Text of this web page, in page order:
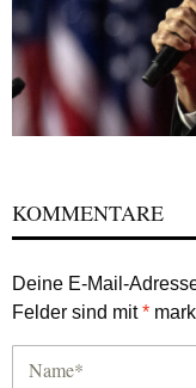
KOMMENTARE
Deine E-Mail-
Felder sind mit*